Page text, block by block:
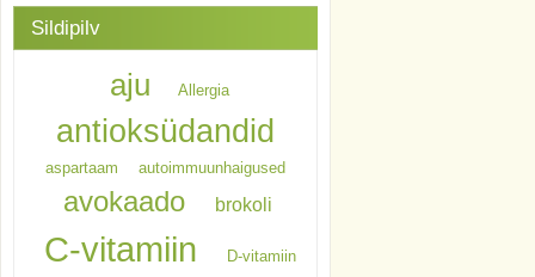
Sildipilv
aju Allergia
antioksüdandid
aspartaam autoimmuunhaigused
avokaado brokoli
C-vitamiin D-vitamiin